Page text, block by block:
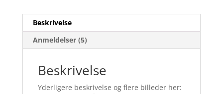
Beskrivelse
Anmeldelser (5)
Beskrivelse
Yderligere beskrivelse og flere billeder her: